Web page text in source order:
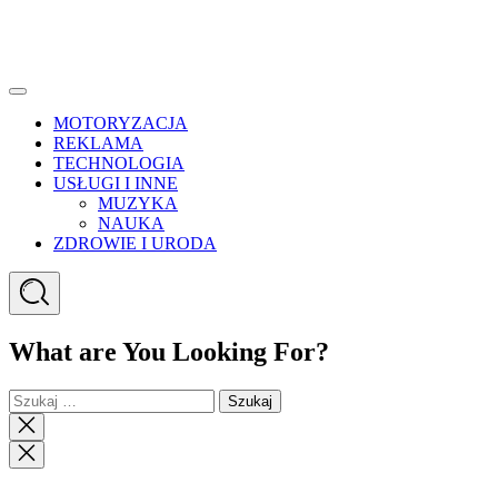
Menu
MOTORYZACJA
REKLAMA
TECHNOLOGIA
USŁUGI I INNE
MUZYKA
NAUKA
ZDROWIE I URODA
Search
What are You Looking For?
Szukaj:
Close
search
Close
Menu